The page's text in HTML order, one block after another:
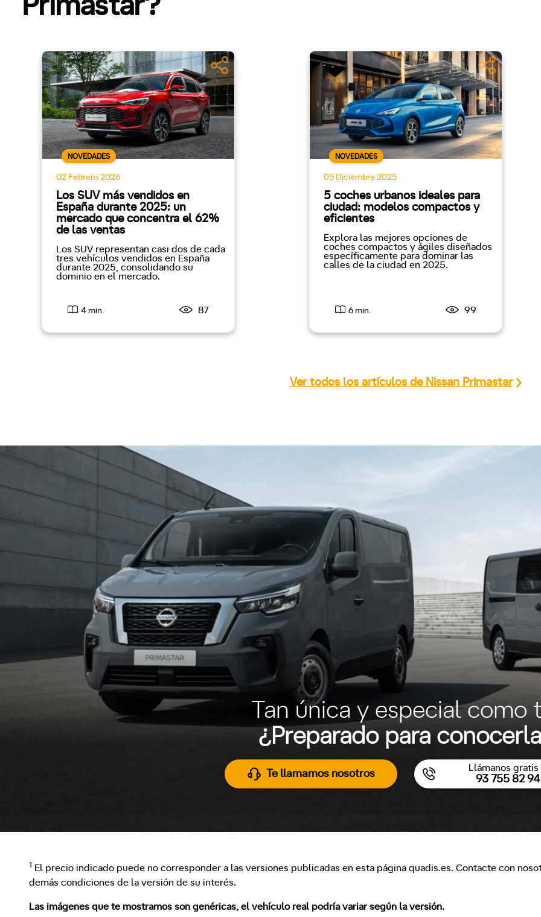
Primastar?
NOVEDADES
02 Febrero 2026
Los SUV más vendidos en
España durante 2025: un
mercado que concentra el 62%
de las ventas
Los SUV representan casi dos de cada
tres vehículos vendidos en España
durante 2025, consolidando su
dominio en el mercado.
4 min. 87
NOVEDADES
05 Diciembre 2025
5 coches urbanos ideales para
ciudad: modelos compactos y
eficientes
Explora las mejores opciones de
coches compactos y ágiles diseñados
específicamente para dominar las
calles de la ciudad en 2025.
6 min. 99
Ver todos los artículos de Nissan Primastar
Tan única y especial como
¿Preparado para
Te llamamos nosotros
Llámanos gratis
93 755 82 94
1
El precio indicado puede no corresponder a las versiones publicadas en esta página quadis.es. Contacte con
demás condiciones de la versión de su interés.
Las imágenes que te mostramos son genéricas, el vehículo real podría variar según la versión.